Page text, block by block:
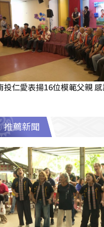
投仁愛表揚16位模範父親
推薦新聞